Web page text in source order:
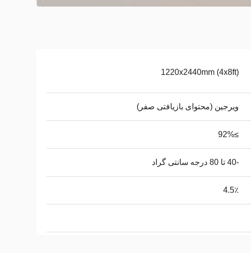
1220x2440mm (4x8ft)
ویرجین (محتوای بازیافتی صفر)
≥92%
-40 تا 80 درجه سانتی گراد
4.5٪